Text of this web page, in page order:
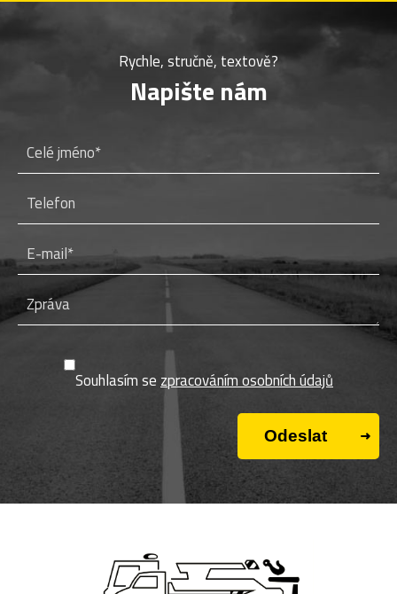
Rychle, stručně, textově?
Napište nám
Souhlasím se zpracováním osobních údajů